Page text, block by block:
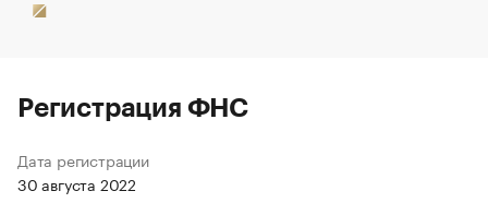
Регистрация ФНС
Дата регистрации
30 августа 2022